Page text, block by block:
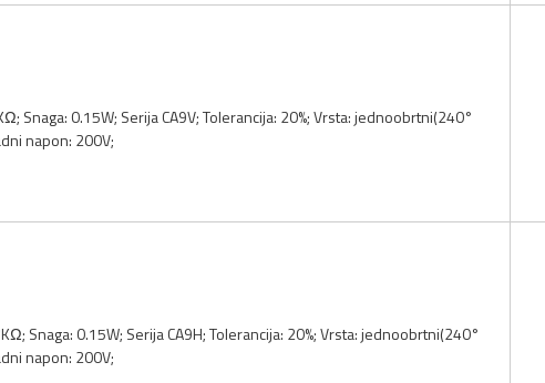
Snaga: 0.15W; Serija CA9V; Tolerancija: 20%; Vrsta: jednoobrtni(240°
napon: 200V;
Snaga: 0.15W; Serija CA9H; Tolerancija: 20%; Vrsta: jednoobrtni(240°
napon: 200V;